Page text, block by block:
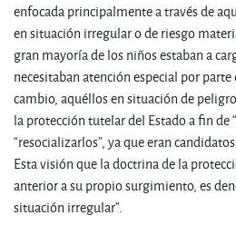
enfocada principalmente a través de
en situación irregular o de riesgo
gran mayoría de los niños estaban a
necesitaban atención especial por
cambio, aquéllos en situación de
la protección tutelar del Estado a fin de
“resocializarlos”, ya que eran
Esta visión que la doctrina de la
anterior a su propio surgimiento, es
situación irregular”.